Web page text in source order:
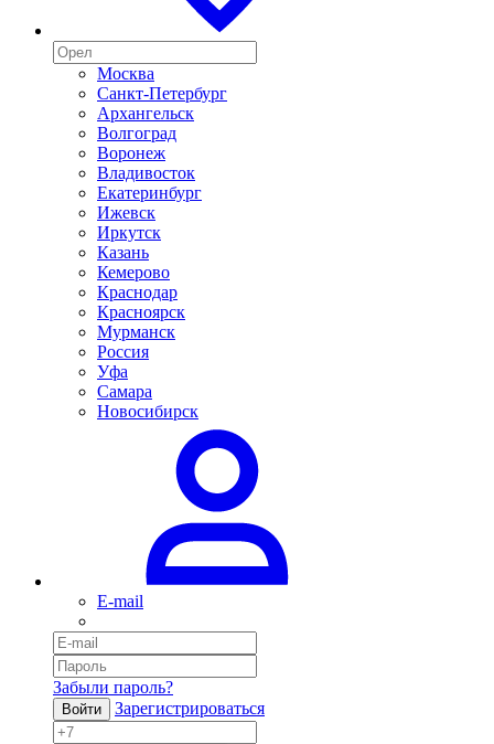
Москва
Санкт-Петербург
Архангельск
Волгоград
Воронеж
Владивосток
Екатеринбург
Ижевск
Иркутск
Казань
Кемерово
Краснодар
Красноярск
Мурманск
Россия
Уфа
Самара
Новосибирск
E-mail
Забыли пароль?
Войти Зарегистрироваться